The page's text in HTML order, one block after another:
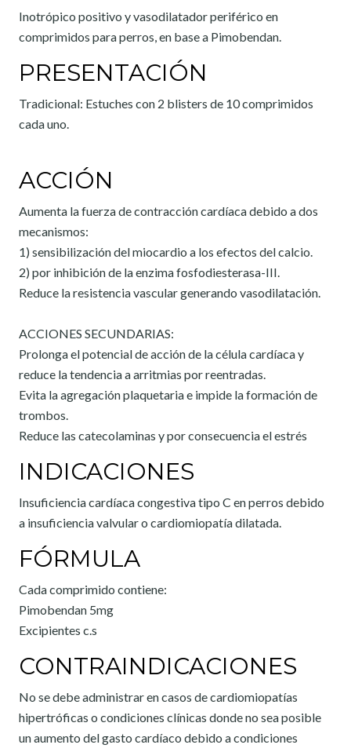
Inotrópico positivo y vasodilatador periférico en
comprimidos para perros, en base a Pimobendan.
PRESENTACIÓN
Tradicional: Estuches con 2 blisters de 10 comprimidos
cada uno.
ACCIÓN
Aumenta la fuerza de contracción cardíaca debido a dos
mecanismos:
1) sensibilización del miocardio a los efectos del calcio.
2) por inhibición de la enzima fosfodiesterasa-III.
Reduce la resistencia vascular generando vasodilatación.
ACCIONES SECUNDARIAS:
Prolonga el potencial de acción de la célula cardíaca y
reduce la tendencia a arritmias por reentradas.
Evita la agregación plaquetaria e impide la formación de
trombos.
Reduce las catecolaminas y por consecuencia el estrés
INDICACIONES
Insuficiencia cardíaca congestiva tipo C en perros debido
a insuficiencia valvular o cardiomiopatía dilatada.
FÓRMULA
Cada comprimido contiene:
Pimobendan 5mg
Excipientes c.s
CONTRAINDICACIONES
No se debe administrar en casos de cardiomiopatías
hipertróficas o condiciones clínicas donde no sea posible
un aumento del gasto cardíaco debido a condiciones